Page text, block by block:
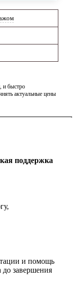
и быстро
актуальные цены
поддержка
и помощь
завершения